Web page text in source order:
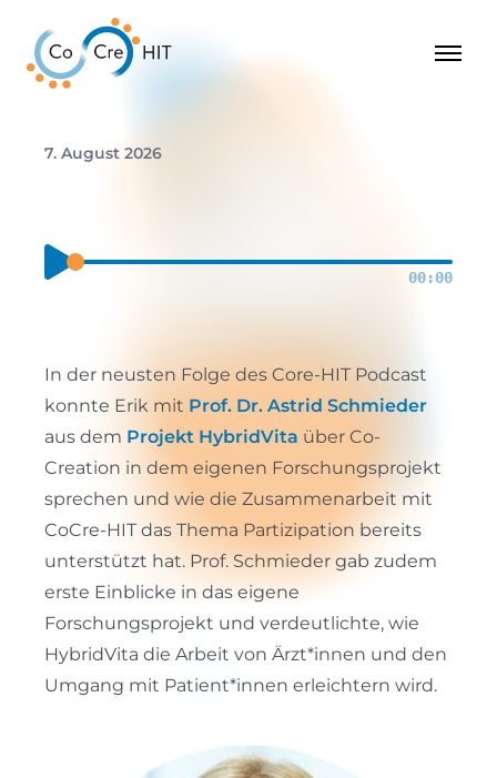
7. August 2026
00:00
In der neusten Folge des Core-HIT Podcast
konnte Erik mit Prof. Dr. Astrid Schmieder
aus dem Projekt HybridVita über Co-
Creation in dem eigenen Forschungsprojekt
sprechen und wie die Zusammenarbeit mit
CoCre-HIT das Thema Partizipation bereits
unterstützt hat. Prof. Schmieder gab zudem
erste Einblicke in das eigene
Forschungsprojekt und verdeutlichte, wie
HybridVita die Arbeit von Ärzt*innen und den
Umgang mit Patient*innen erleichtern wird.